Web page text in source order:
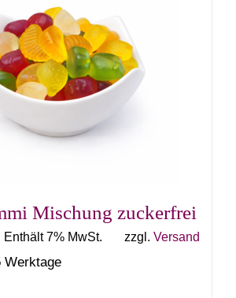
Varianten
auf.
Die
Optionen
können
auf
werden
Mischung zuckerfrei
Enthält 7% MwSt. zzgl. Versand
Werktage